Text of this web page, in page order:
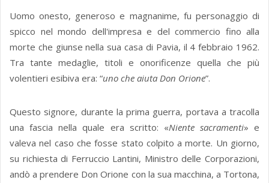
Uomo onesto, generoso e magnanime, fu personaggio di
spicco nel mondo dell'impresa e del commercio fino alla
morte che giunse nella sua casa di Pavia, il 4 febbraio 1962.
Tra tante medaglie, titoli e onorificenze quella che più
volentieri esibiva era: “uno che aiuta Don Orione”.
Questo signore, durante la prima guerra, portava a tracolla
una fascia nella quale era scritto: «Niente sacramenti» e
valeva nel caso che fosse stato colpito a morte. Un giorno,
su richiesta di Ferruccio Lantini, Ministro delle Corporazioni,
andò a prendere Don Orione con la sua macchina, a Tortona,